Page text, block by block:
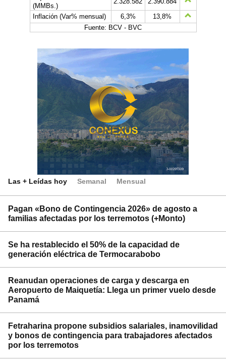
(MMBs.)
Inflación (Var% mensual)
6,3%
13,8%
Fuente: BCV - BVC
Las + Leídas hoy Semanal Mensual
Pagan «Bono de Contingencia 2026» de agosto a
familias afectadas por los terremotos (+Monto)
Se ha restablecido el 50% de la capacidad de
generación eléctrica de Termocarabobo
Reanudan operaciones de carga y descarga en
Aeropuerto de Maiquetía: Llega un primer vuelo desde
Panamá
Fetraharina propone subsidios salariales, inamovilidad
y bonos de contingencia para trabajadores afectados
por los terremotos